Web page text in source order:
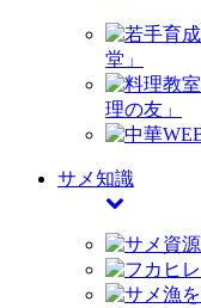
堂」
理の友」
サメ知識